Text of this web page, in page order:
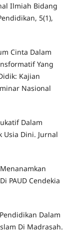
Ilmiah Bidang
5(1),
Cinta Dalam
Yang
Kajian
Nasional
Dalam
Dini. Jurnal
PAUD Cendekia
Dalam
Di Madrasah.